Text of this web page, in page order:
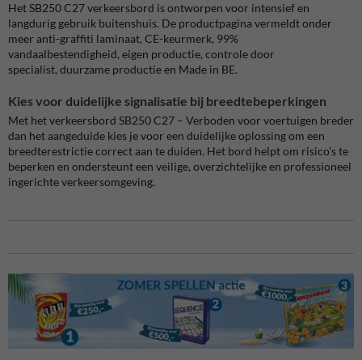
Het SB250 C27 verkeersbord is ontworpen voor intensief en
langdurig gebruik buitenshuis. De productpagina vermeldt onder
meer anti-graffiti laminaat, CE-keurmerk, 99%
vandaalbestendigheid, eigen productie, controle door
specialist, duurzame productie en Made in BE.
Kies voor duidelijke signalisatie bij breedtebeperkingen
Met het verkeersbord SB250 C27 – Verboden voor voertuigen breder
dan het aangeduide kies je voor een duidelijke oplossing om een
breedterestrictie correct aan te duiden. Het bord helpt om risico’s te
beperken en ondersteunt een veilige, overzichtelijke en professioneel
ingerichte verkeersomgeving.